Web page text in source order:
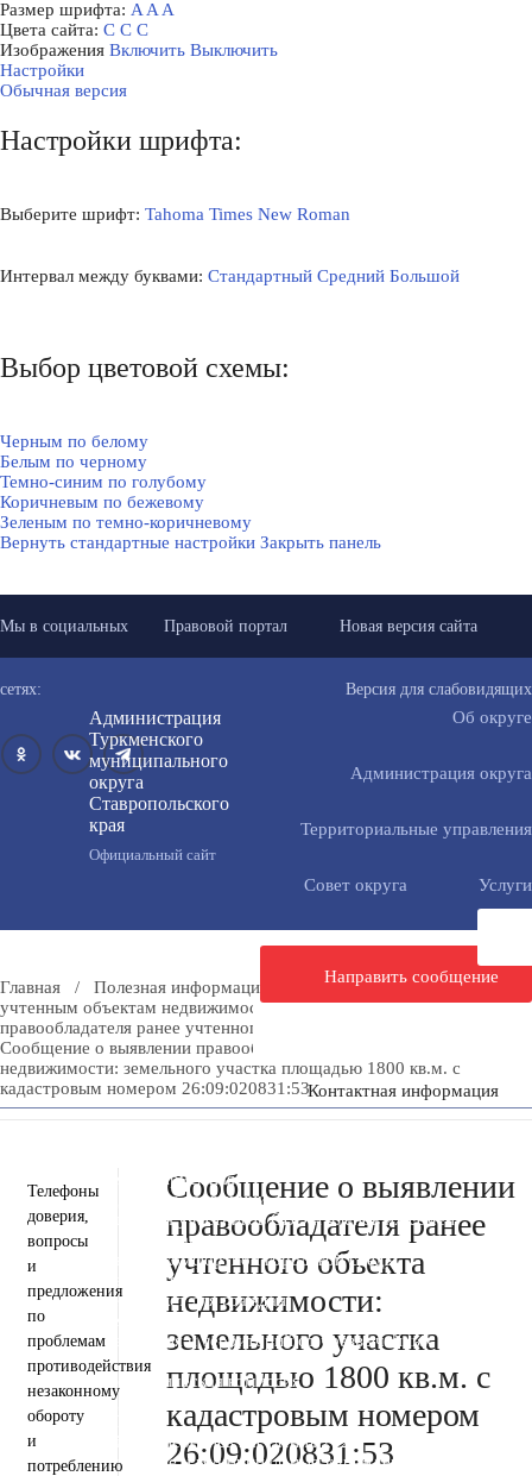
Размер шрифта: A A A
Цвета сайта: С С С
Изображения Включить Выключить
Настройки
Обычная версия
Настройки шрифта:
Выберите шрифт: Tahoma Times New Roman
Интервал между буквами: Стандартный Средний Большой
Выбор цветовой схемы:
Черным по белому
Белым по черному
Темно-синим по голубому
Коричневым по бежевому
Зеленым по темно-коричневому
Вернуть стандартные настройки Закрыть панель
Мы в социальных
сетях:
Правовой портал Новая версия сайта
Версия для слабовидящих
Администрация
Туркменского
муниципального
округа
Ставропольского
края
Официальный сайт
Об округе
Администрация округа
Территориальные управления
Совет округа Услуги
Направить сообщение
Контактная информация
Общественная приемная
Противодействие коррупции
Информация для участников СВО и членов их семей
Полезная информация
Формирование комфортной городской среды
Муниципальная служба
Открытые данные
Открытый бюджет для граждан
Общественный совет
Защита населения и территорий от чрезвычайных
ситуаций
Антитеррористическая комиссия
Противодействие экстремизму и терроризму
Вестник ТМО
Всероссийская перепись населения 2021
Государственные и муниципальные учреждения
Главная / Полезная информация
Мероприятия по ранее
учтенным объектам недвижимости
/
Сообщения о выявлении
правообладателя ранее учтенного объекта недвижимости
Сообщение о выявлении правообладателя ранее учтенного объекта
недвижимости: земельного участка площадью 1800 кв.м. с
кадастровым номером 26:09:020831:53
Телефоны
доверия,
вопросы
и
предложения
по
проблемам
противодействия
незаконному
обороту
и
потреблению
Сообщение о выявлении
правообладателя ранее
учтенного объекта
недвижимости:
земельного участка
площадью 1800 кв.м. с
кадастровым номером
26:09:020831:53